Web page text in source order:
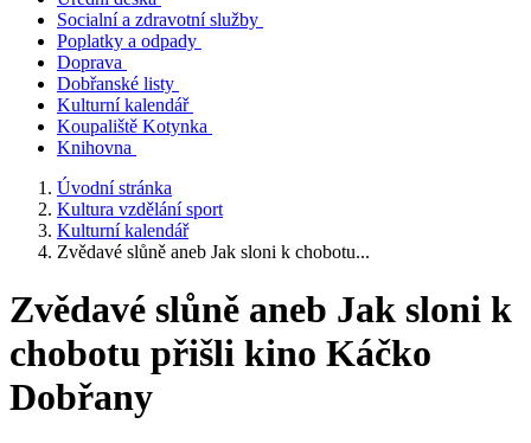
Socialní a zdravotní služby
Poplatky a odpady
Doprava
Dobřanské listy
Kulturní kalendář
Koupaliště Kotynka
Knihovna
Úvodní stránka
Kultura vzdělání sport
Kulturní kalendář
Zvědavé slůně aneb Jak sloni k chobotu...
Zvědavé slůně aneb Jak sloni k
chobotu přišli kino Káčko
Dobřany